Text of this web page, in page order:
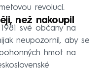
revolucí.
než nakoupil
své občany na
neupozornil, aby se
hmot na